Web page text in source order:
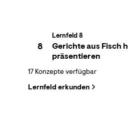
8
Lernfeld 8
Gerichte aus Fisch
präsentieren
17 Konzepte verfügbar
Lernfeld erkunden